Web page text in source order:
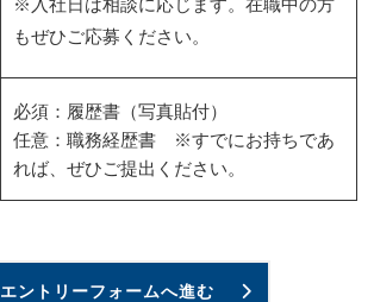
もぜひご応募ください。
必須：履歴書（写真貼付）
任意：職務経歴書 ※すでにお持ちであ
れば、ぜひご提出ください。
エントリーフォームへ進む